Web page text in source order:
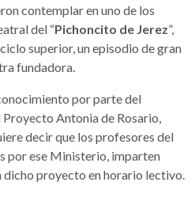
contemplar en uno de los
del “Pichoncito de Jerez”,
superior, un episodio de gran
fundadora.
por parte del
Antonia de Rosario,
decir que los profesores del
por ese Ministerio, imparten
dicho proyecto en horario lectivo.